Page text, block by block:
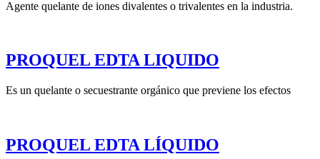
Agente quelante de iones divalentes o trivalentes en la industria.
PROQUEL EDTA LIQUIDO
Es un quelante o secuestrante orgánico que previene los efectos
PROQUEL EDTA LÍQUIDO